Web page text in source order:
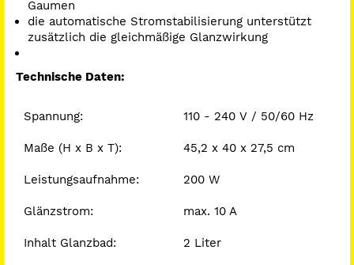
Gaumen
die automatische Stromstabilisierung unterstützt
zusätzlich die gleichmäßige Glanzwirkung
Technische Daten:
Spannung: 110 - 240 V / 50/60 Hz
Maße (H x B x T): 45,2 x 40 x 27,5 cm
Leistungsaufnahme: 200 W
Glänzstrom: max. 10 A
Inhalt Glanzbad: 2 Liter